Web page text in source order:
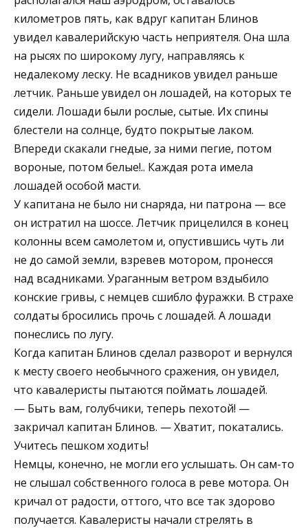
километров пять, как вдруг капитан Блинов
увидел кавалерийскую часть неприятеля. Она шла
на рысях по широкому лугу, направляясь к
недалекому леску. Не всадников увидел раньше
летчик. Раньше увидел он лошадей, на которых те
сидели. Лошади были рослые, сытые. Их спины
блестели на солнце, будто покрытые лаком.
Впереди скакали гнедые, за ними пегие, потом
вороные, потом белые!.. Каждая рота имела
лошадей особой масти.
У капитана не было ни снаряда, ни патрона — все
он истратил на шоссе. Летчик прицелился в конец
колонны всем самолетом и, опустившись чуть ли
не до самой земли, взревев мотором, пронесся
над всадниками. Ураганным ветром вздыбило
конские гривы, с немцев сшибло фуражки. В страхе
солдаты бросились прочь с лошадей. А лошади
понеслись по лугу.
Когда капитан Блинов сделал разворот и вернулся
к месту своего необычного сражения, он увидел,
что кавалеристы пытаются поймать лошадей.
— Быть вам, голубчики, теперь пехотой! —
закричал капитан Блинов. — Хватит, покатались.
Учитесь пешком ходить!
Немцы, конечно, не могли его услышать. Он сам-то
не слышал собственного голоса в реве мотора. Он
кричал от радости, оттого, что все так здорово
получается. Кавалеристы начали стрелять в